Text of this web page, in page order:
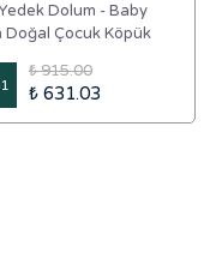
Dolum - Baby
Doğal Çocuk Köpük
₺ 915.00
₺ 631.03